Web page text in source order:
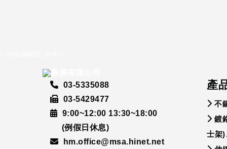
03-5335088
03-5429477
9:00~12:00 13:30~18:00
(例假日休息)
hm.office@msa.hinet.net
產
不
鍍
士架)